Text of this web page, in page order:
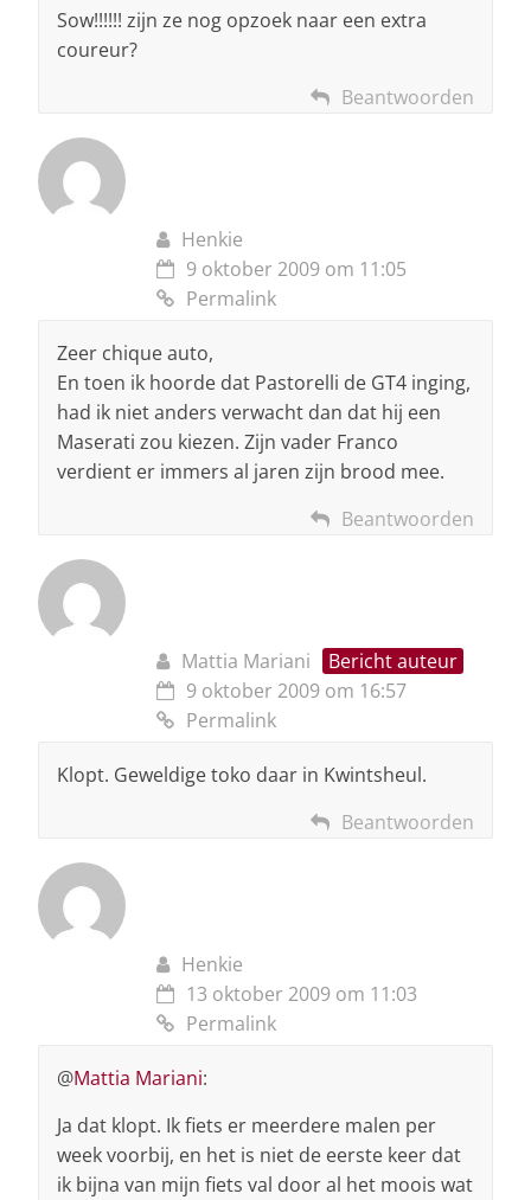
Sow!!!!!! zijn ze nog opzoek naar een extra
coureur?
Beantwoorden
Henkie
9 oktober 2009 om 11:05
Permalink
Zeer chique auto,
En toen ik hoorde dat Pastorelli de GT4 inging,
had ik niet anders verwacht dan dat hij een
Maserati zou kiezen. Zijn vader Franco
verdient er immers al jaren zijn brood mee.
Beantwoorden
Mattia Mariani
Bericht auteur
9 oktober 2009 om 16:57
Permalink
Klopt. Geweldige toko daar in Kwintsheul.
Beantwoorden
Henkie
13 oktober 2009 om 11:03
Permalink
@Mattia Mariani:
Ja dat klopt. Ik fiets er meerdere malen per
week voorbij, en het is niet de eerste keer dat
ik bijna van mijn fiets val door al het moois wat